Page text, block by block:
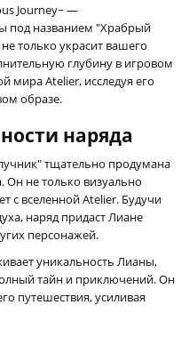
Journey~ —
под названием "Храбрый
только украсит вашего
глубину в игровом
мира Atelier, исследуя его
образе.
наряда
тщательно продумана
Он не только визуально
с вселенной Atelier. Будучи
наряд придаст Лиане
персонажей.
уникальность Лианы,
тайн и приключений. Он
путешествия, усиливая